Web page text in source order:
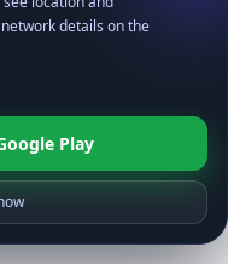
details on the
Play